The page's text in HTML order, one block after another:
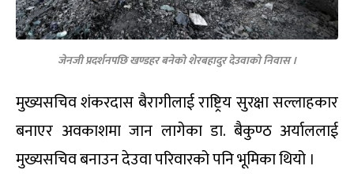
जेनजी प्रदर्शनपछि खण्डहर बनेको शेरबहादुर देउवाको निवास ।
मुख्यसचिव शंकरदास बैरागीलाई राष्ट्रिय सुरक्षा सल्लाहकार
बनाएर अवकाशमा जान लागेका डा. बैकुण्ठ अर्याललाई
मुख्यसचिव बनाउन देउवा परिवारको पनि भूमिका थियो ।